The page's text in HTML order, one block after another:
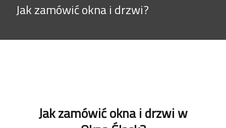
Jak zamówić okna i drzwi?
Jak zamówić okna i drzwi w